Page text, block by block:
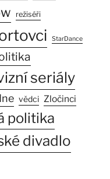
režiséři
StarDance
seriály
vědci Zločinci
politika
divadlo